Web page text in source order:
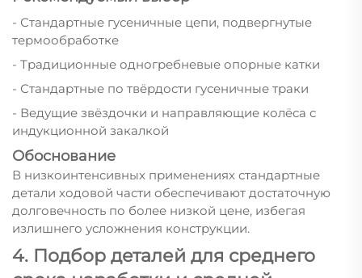
- Стандартные гусеничные цепи, подвергнутые
термообработке
- Традиционные одногребневые опорные катки
- Стандартные по твёрдости гусеничные траки
- Ведущие звёздочки и направляющие колёса с
индукционной закалкой
Обоснование
В низкоинтенсивных применениях стандартные
детали ходовой части обеспечивают достаточную
долговечность по более низкой цене, избегая
излишнего усложнения конструкции.
4. Подбор деталей для среднего